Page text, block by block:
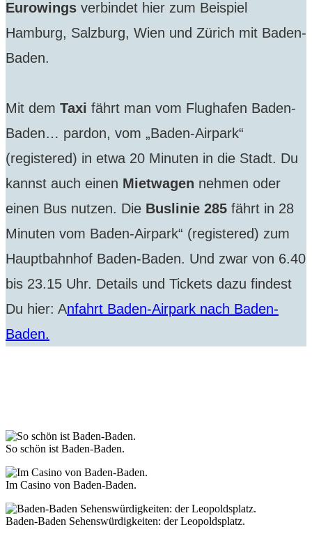
Eurowings verbindet hier zum Beispiel
Hamburg, Salzburg, Wien und Zürich mit Baden-
Baden.
Mit dem Taxi fährt man vom Flughafen Baden-
Baden… pardon, vom „Baden-Airpark“
(registered) in etwa 20 Minuten in die Stadt. Du
kannst auch einen Mietwagen nehmen oder
einen Bus nutzen. Die Buslinie 285 fährt in 28
Minuten vom Baden-Airpark“ (registered) zum
Hauptbahnhof Baden-Baden. Und zwar von 6.40
bis 23.15 Uhr. Details und Tickets dazu findest
Du hier: Anfahrt Baden-Airpark nach Baden-
Baden.
So schön ist Baden-Baden.
Im Casino von Baden-Baden.
Baden-Baden Sehenswürdigkeiten: der Leopoldsplatz.